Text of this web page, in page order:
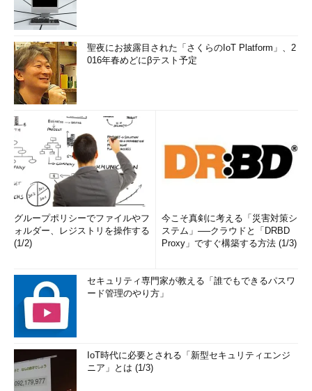
聖夜にお披露目された「さくらのIoT Platform」、2
016年春めどにβテスト予定
グループポリシーでファイルやフ
ォルダー、レジストリを操作する
(1/2)
今こそ真剣に考える「災害対策シ
ステム」──クラウドと「DRBD
Proxy」ですぐ構築する方法 (1/3)
セキュリティ専門家が教える「誰でもできるパスワ
ード管理のやり方」
IoT時代に必要とされる「新型セキュリティエンジ
ニア」とは (1/3)